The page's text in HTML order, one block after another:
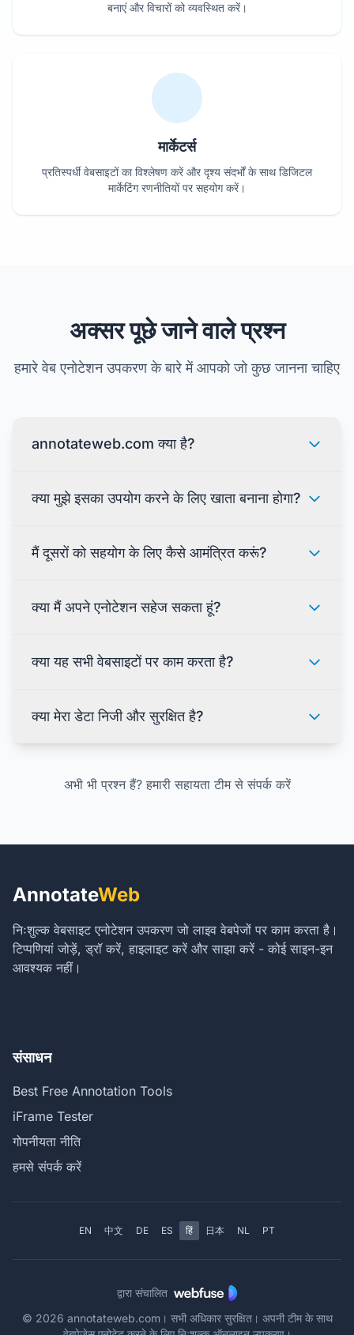
बनाएं और विचारों को व्यवस्थित करें।
मार्केटर्स
प्रतिस्पर्धी वेबसाइटों का विश्लेषण करें और दृश्य संदर्भों के साथ डिजिटल
मार्केटिंग रणनीतियों पर सहयोग करें।
अक्सर पूछे जाने वाले प्रश्न
हमारे वेब एनोटेशन उपकरण के बारे में आपको जो कुछ जानना चाहिए
annotateweb.com क्या है?
क्या मुझे इसका उपयोग करने के लिए खाता बनाना होगा?
मैं दूसरों को सहयोग के लिए कैसे आमंत्रित करूं?
क्या मैं अपने एनोटेशन सहेज सकता हूं?
क्या यह सभी वेबसाइटों पर काम करता है?
क्या मेरा डेटा निजी और सुरक्षित है?
अभी भी प्रश्न हैं? हमारी सहायता टीम से संपर्क करें
AnnotateWeb
निःशुल्क वेबसाइट एनोटेशन उपकरण जो लाइव वेबपेजों पर काम करता है।
टिप्पणियां जोड़ें, ड्रॉ करें, हाइलाइट करें और साझा करें - कोई साइन-इन
आवश्यक नहीं।
संसाधन
Best Free Annotation Tools
iFrame Tester
गोपनीयता नीति
हमसे संपर्क करें
EN 中文 DE ES हिं 日本 NL PT
द्वारा संचालित
© 2026 annotateweb.com। सभी अधिकार सुरक्षित। अपनी टीम के साथ